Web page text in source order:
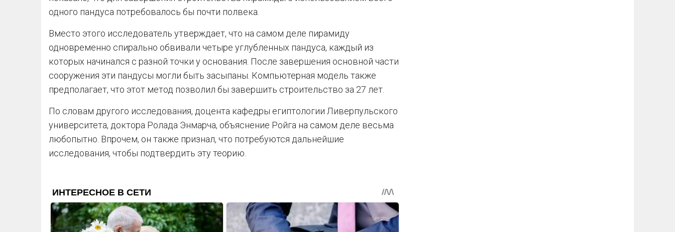
одного пандуса потребовалось бы почти полвека.
Вместо этого исследователь утверждает, что на самом деле пирамиду
одновременно спирально обвивали четыре углубленных пандуса, каждый из
которых начинался с разной точки у основания. После завершения основной части
сооружения эти пандусы могли быть засыпаны. Компьютерная модель также
предполагает, что этот метод позволил бы завершить строительство за 27 лет.
По словам другого исследования, доцента кафедры египтологии Ливерпульского
университета, доктора Ролада Энмарча, объяснение Ройга на самом деле весьма
любопытно. Впрочем, он также признал, что потребуются дальнейшие
исследования, чтобы подтвердить эту теорию.